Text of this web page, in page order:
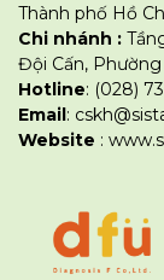
Thành phố Hồ
Chi nhánh :
Đội Cấn, Phường
Hotline: (028)
Email:
Website :